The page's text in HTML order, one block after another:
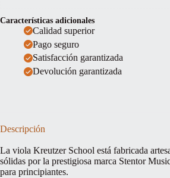
Características adicionales
Calidad superior
Pago seguro
Satisfacción garantizada
Devolución garantizada
Descripción
La viola Kreutzer School está fabricada
sólidas por la prestigiosa marca Stentor
para principiantes.